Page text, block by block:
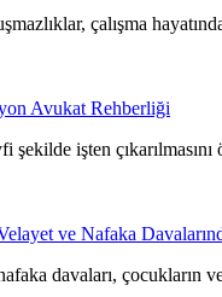
çalışma
Avukat Rehberliği
şekilde işten
ve Nafaka
davaları,